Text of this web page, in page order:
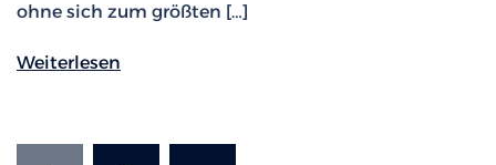
ohne sich zum größten […]
Weiterlesen